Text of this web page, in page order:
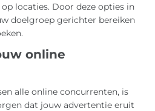
locaties. Door deze opties in
doelgroep gerichter bereiken
online
alle online concurrenten, is
dat jouw advertentie eruit